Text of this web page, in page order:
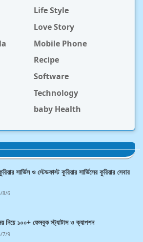
Life Style
Love Story
Mobile Phone
Recipe
Software
Technology
baby Health
সার্ভিস ও স্টেডফাস্ট কুরিয়ার সার্ভিসের কুরিয়ার সেবার
8/6
নিয়ে ১০০+ ফেসবুক স্ট্যাটাস ও ক্যাপশন
7/9